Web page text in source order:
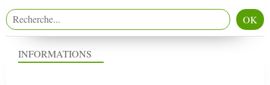
INFORMATIONS